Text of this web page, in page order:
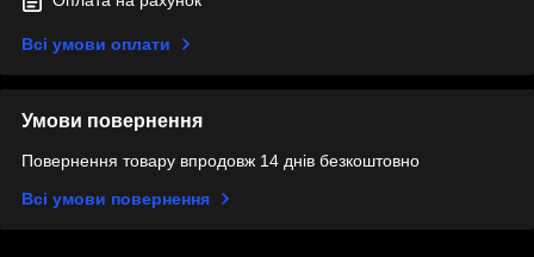
Всі умови оплати
Умови повернення
Повернення товару впродовж 14 днів безкоштовно
Всі умови повернення